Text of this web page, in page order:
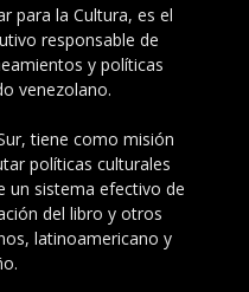
para la Cultura, es el
responsable de
y políticas
venezolano.
tiene como misión
políticas culturales
un sistema efectivo de
del libro y otros
latinoamericano y